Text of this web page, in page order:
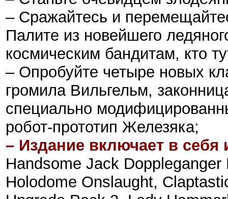
– Сражайтесь и
Палите из новейшего
космическим бандитам, кто
– Опробуйте четыре новых
громила Вильгельм,
специально
робот-прототип Железяка;
– Издание включает в себя
Handsome Jack
Holodome Onslaught,